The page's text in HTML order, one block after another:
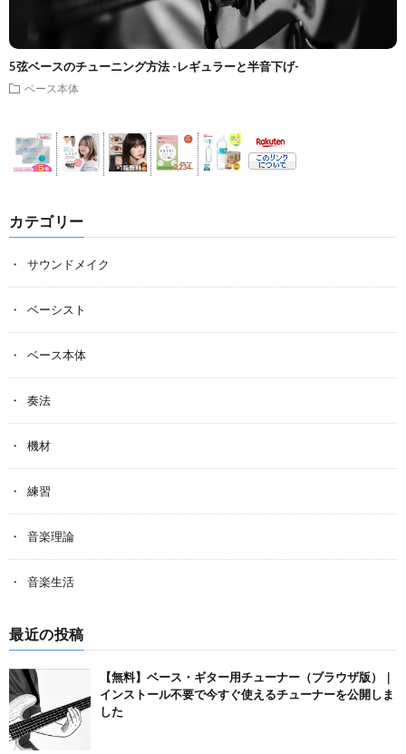
5弦ベースのチューニング方法 -レギュラーと半音下げ-
ベース本体
カテゴリー
サウンドメイク
ベーシスト
ベース本体
奏法
機材
練習
音楽理論
音楽生活
最近の投稿
【無料】ベース・ギター用チューナー（ブラウザ版）｜
インストール不要で今すぐ使えるチューナーを公開しま
した